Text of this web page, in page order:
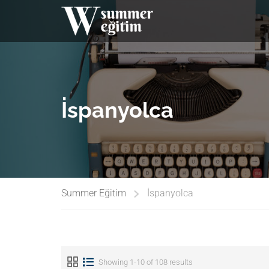
İspanyolca
Summer Eğitim İspanyolca
Showing 1-10 of 108 results